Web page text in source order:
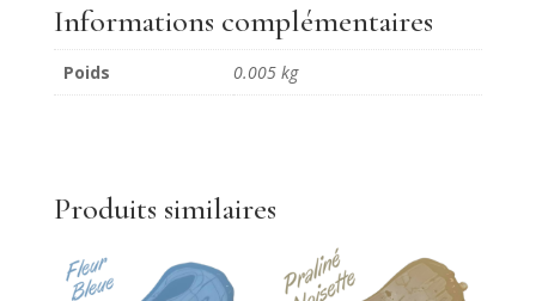
Collection
DOUCEUR
2023
Informations complémentaires
Poids 0.005 kg
Produits similaires